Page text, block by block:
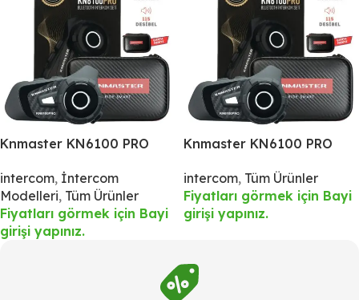
Knmaster KN6100 PRO
Bluetooth Intercom
Kulaklık Seti
intercom, İntercom
Modelleri, Tüm Ürünler
Fiyatları görmek için Bayi
girişi yapınız.
Knmaster KN6100 PRO
Bluetooth Intercom
Kulaklık Seti
intercom, Tüm Ürünler
Fiyatları görmek için Bayi
girişi yapınız.